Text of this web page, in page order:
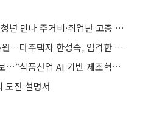
한성숙, 지명 후 첫 행보⋯청년 만나 주거비·취업난 고충 청취
정점식 "법사위 야당 몫 복원…다주택자 한성숙, 엄격한 잣대로 검증"
현장 챙긴 한성숙 총리 후보…“식품산업 AI 기반 제조혁신 지원”
도전 설명서